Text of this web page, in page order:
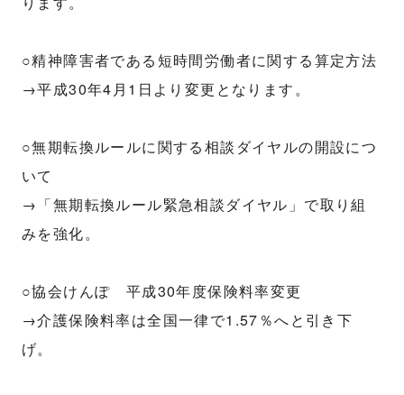
○精神障害者である短時間労働者に関する算定方法
→平成30年4月1日より変更となります。
○無期転換ルールに関する相談ダイヤルの開設につ
いて
→「無期転換ルール緊急相談ダイヤル」で取り組
みを強化。
○協会けんぽ 平成30年度保険料率変更
→介護保険料率は全国一律で1.57％へと引き下
げ。